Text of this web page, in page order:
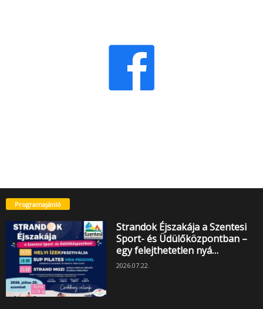
Programajánló
Strandok Éjszakája a Szentesi
Sport- és Üdülőközpontban –
egy felejthetetlen nyá…
2026.07.22.